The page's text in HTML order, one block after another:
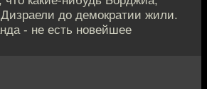
до демократии жили.
- не есть новейшее